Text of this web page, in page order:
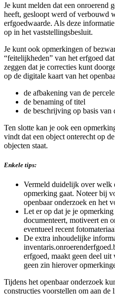
Je kunt melden dat een onroerend
heeft, gesloopt werd of verbouwd
erfgoedwaarde. Als deze
op in het vaststellingsbesluit.
Je kunt ook opmerkingen of
“feitelijkheden” van het erfgoed
zeggen dat je correcties kunt
op de digitale kaart van het
de afbakening van de
de benaming of titel
de beschrijving op basis van
Ten slotte kan je ook een
vindt dat een object onterecht op
objecten staat.
Enkele tips:
Vermeld duidelijk over welk
opmerking gaat. Noteer bij
openbaar onderzoek en het
Let er op dat je je
documenteert, motiveert en
eventueel recent
De extra inhoudelijke
erfgoed, maakt geen deel
geen zin hierover
Tijdens het openbaar onderzoek
constructies voorstellen om aan de